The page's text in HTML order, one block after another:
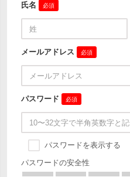
氏名 必須
メールアドレス 必須
パスワード 必須
パスワードを表示する
パスワードの安全性